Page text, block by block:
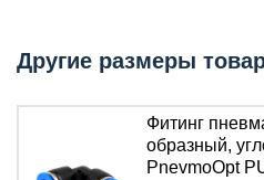
пневматики. Герметичное
трубку без дополнительного
Технические характеристики
Тип устройства: Г-
Другие размеры
Фитинг
образный,
PnevmoOpt